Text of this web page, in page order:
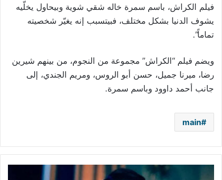
فيلم الكراش، باسم سمرة خاله شقي شوية وبيحاول يخلّيه
يشوف الدنيا بشكل مختلف، فبيتسبب إنه يغيّر شخصيته
تماماً”.
ويضم فيلم “الكراش” مجموعة من النجوم، من بينهم شيرين
رضا، ميرنا جميل، حسن أبو الروس، ومريم الجندي، إلى
جانب أحمد داوود وباسم سمرة.
main